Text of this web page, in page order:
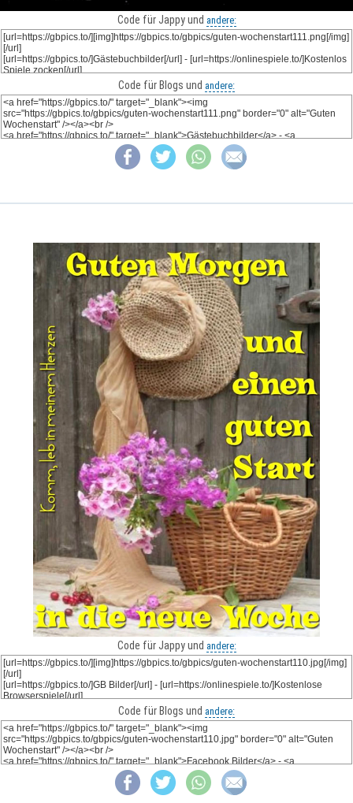
Code für Jappy und andere:
Code für Blogs und andere:
Code für Jappy und andere:
Code für Blogs und andere: